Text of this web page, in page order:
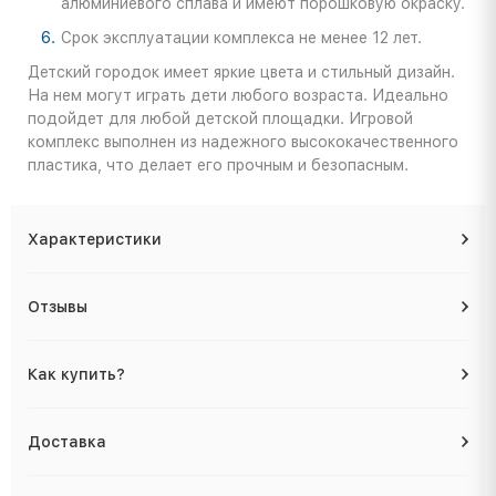
Срок эксплуатации комплекса не менее 12 лет.
Детский городок имеет яркие цвета и стильный дизайн.
На нем могут играть дети любого возраста. Идеально
подойдет для любой детской площадки. Игровой
комплекс выполнен из надежного высококачественного
пластика, что делает его прочным и безопасным.
Характеристики
Отзывы
Как купить?
Доставка